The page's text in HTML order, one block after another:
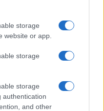
storage
website or app.
storage
storage
authentication
and other
hogy
újjáépíti az
lévő
és ezt a
Alipiuszra